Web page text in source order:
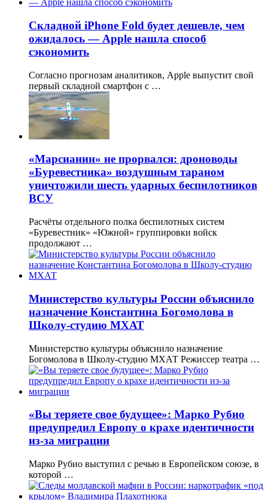
Складной iPhone Fold будет дешевле, чем
ожидалось — Apple нашла способ
сэкономить
Согласно прогнозам аналитиков, Apple выпустит свой
первый складной смартфон с …
«Марсианин» не прорвался: дроноводы
«Буревестника» воздушным тараном
уничтожили шесть ударных беспилотников
ВСУ
Расчёты отдельного полка беспилотных систем
«Буревестник» «Южной» группировки войск
продолжают …
Министерство культуры России объяснило
назначение Константина Богомолова в
Школу-студию МХАТ
Министерство культуры объяснило назначение
Богомолова в Школу-студию МХАТ Режиссер театра …
«Вы теряете свое будущее»: Марко Рубио
предупредил Европу о крахе идентичности
из-за миграции
Марко Рубио выступил с речью в Европейском союзе, в
которой …